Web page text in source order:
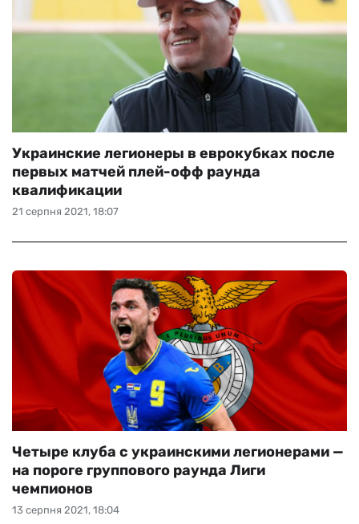
21 серпня 2021, 18:07
Украинские легионеры в еврокубках после
первых матчей плей-офф раунда
квалификации
13 серпня 2021, 18:04
Четыре клуба с украинскими легионерами —
на пороге группового раунда Лиги
чемпионов